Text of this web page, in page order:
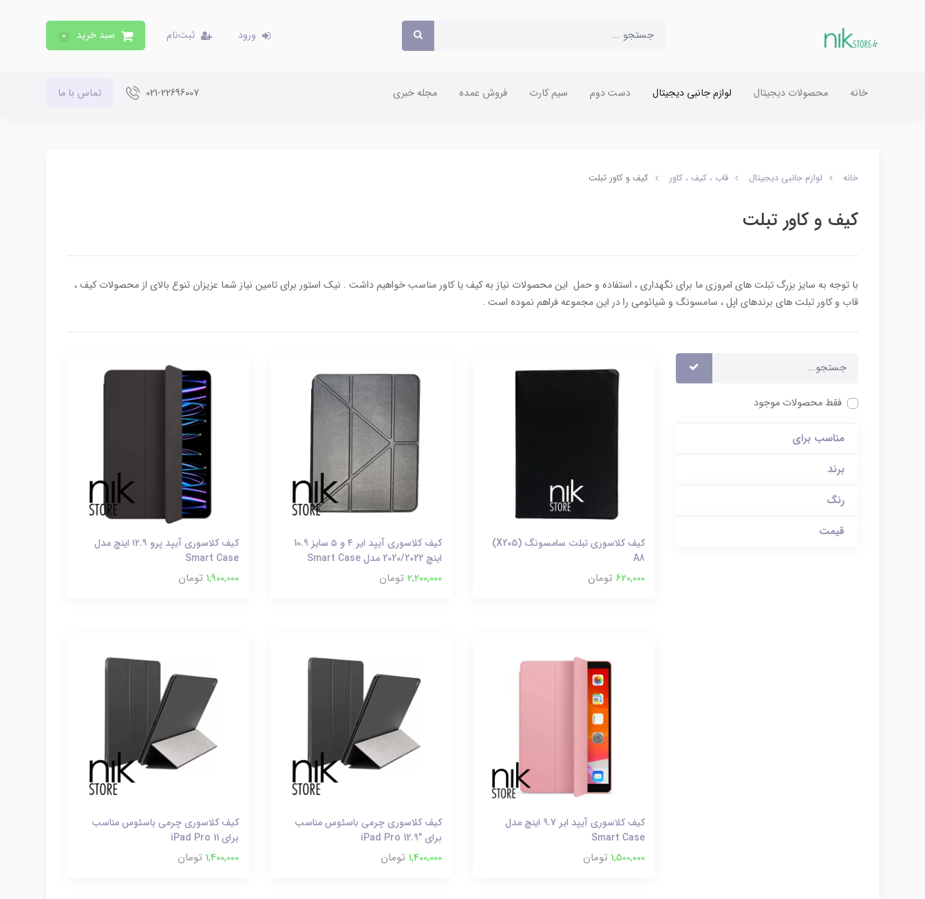
ورود ثبت‌نام سبد خرید 0
خانه محصولات دیجیتال لوازم جانبی دیجیتال دست دوم سیم کارت فروش عمده مجله خبری 021-22696007 تماس با ما
خانه لوازم جانبی دیجیتال قاب ، کیف ، کاور کیف و کاور تبلت
کیف و کاور تبلت
با توجه به سایز بزرگ تبلت های امروزی ما برای نگهداری ، استفاده و حمل این محصولات نیاز به کیف یا کاور مناسب خواهیم داشت . نیک استور برای تامین نیاز شما عزیزان تنوع بالای از محصولات کیف ،
قاب و کاور تبلت های برندهای اپل ، سامسونگ و شیائومی را در این مجموعه فراهم نموده است .
فقط محصولات موجود
مناسب برای
برند
رنگ
قیمت
کیف کلاسوری تبلت سامسونگ (X205)
A8
620,000 تومان
کیف کلاسوری آیپد ایر ۴ و ۵ سایز 10.9
اینچ 2020/2022 مدل Smart Case
2,200,000 تومان
کیف کلاسوری آیپد پرو ۱۲.۹ اینچ مدل
Smart Case
1,900,000 تومان
کیف کلاسوری آیپد ایر 9.7 اینچ مدل
Smart Case
1,500,000 تومان
کیف کلاسوری چرمی باسئوس مناسب
برای "iPad Pro 12.9
1,400,000 تومان
کیف کلاسوری چرمی باسئوس مناسب
برای iPad Pro 11
1,400,000 تومان